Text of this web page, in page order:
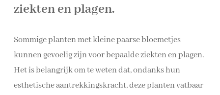
ziekten en plagen.
Sommige planten met kleine paarse bloemetjes
kunnen gevoelig zijn voor bepaalde ziekten en plagen.
Het is belangrijk om te weten dat, ondanks hun
esthetische aantrekkingskracht, deze planten vatbaar